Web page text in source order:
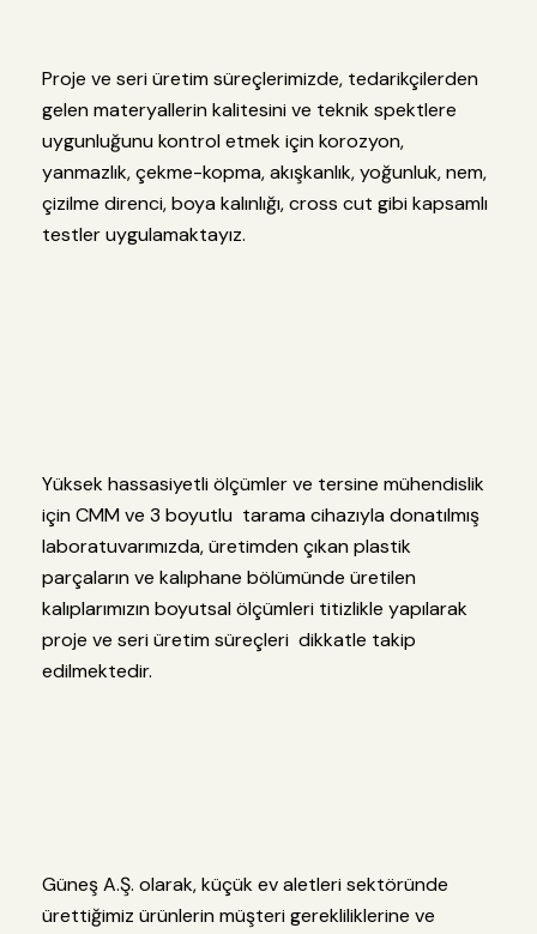
Proje ve seri üretim süreçlerimizde, tedarikçilerden
gelen materyallerin kalitesini ve teknik spektlere
uygunluğunu kontrol etmek için korozyon,
yanmazlık, çekme-kopma, akışkanlık, yoğunluk, nem,
çizilme direnci, boya kalınlığı, cross cut gibi kapsamlı
testler uygulamaktayız.
Yüksek hassasiyetli ölçümler ve tersine mühendislik
için CMM ve 3 boyutlu tarama cihazıyla donatılmış
laboratuvarımızda, üretimden çıkan plastik
parçaların ve kalıphane bölümünde üretilen
kalıplarımızın boyutsal ölçümleri titizlikle yapılarak
proje ve seri üretim süreçleri dikkatle takip
edilmektedir.
Güneş A.Ş. olarak, küçük ev aletleri sektöründe
ürettiğimiz ürünlerin müşteri gerekliliklerine ve